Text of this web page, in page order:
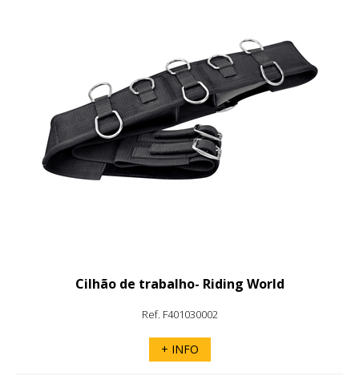
Cilhão de trabalho- Riding World
Ref. F401030002
+ INFO